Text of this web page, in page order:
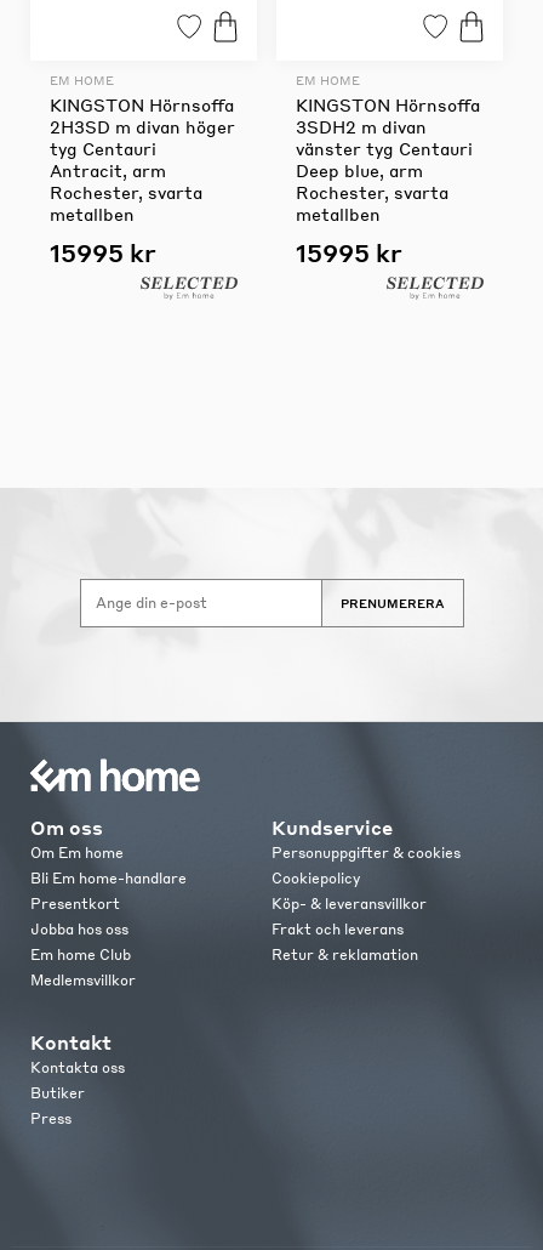
EM HOME
KINGSTON Hörnsoffa
2H3SD m divan höger
tyg Centauri
Antracit, arm
Rochester, svarta
metallben
15995 kr
EM HOME
KINGSTON Hörnsoffa
3SDH2 m divan
vänster tyg Centauri
Deep blue, arm
Rochester, svarta
metallben
15995 kr
PRENUMERERA
Om oss
Om Em home
Bli Em home-handlare
Presentkort
Jobba hos oss
Em home Club
Medlemsvillkor
Kundservice
Personuppgifter & cookies
Cookiepolicy
Köp- & leveransvillkor
Frakt och leverans
Retur & reklamation
Kontakt
Kontakta oss
Butiker
Press